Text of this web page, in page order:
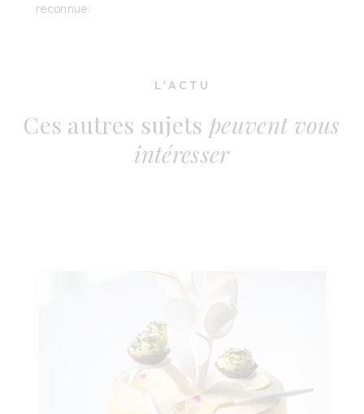
reconnue.
L'ACTU
Ces autres sujets peuvent vous
intéresser